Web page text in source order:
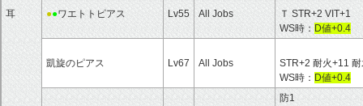
耳 ●●ワエトトピアス Lv55 All Jobs
Ｔ STR+2 VIT+1
WS時： D値+0.4
凱旋のピアス Lv67 All Jobs
STR+2 耐火+11
WS時： D値+0.4
防1